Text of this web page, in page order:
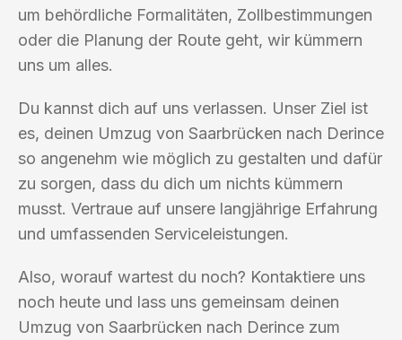
um behördliche Formalitäten, Zollbestimmungen
oder die Planung der Route geht, wir kümmern
uns um alles.
Du kannst dich auf uns verlassen. Unser Ziel ist
es, deinen Umzug von Saarbrücken nach Derince
so angenehm wie möglich zu gestalten und dafür
zu sorgen, dass du dich um nichts kümmern
musst. Vertraue auf unsere langjährige Erfahrung
und umfassenden Serviceleistungen.
Also, worauf wartest du noch? Kontaktiere uns
noch heute und lass uns gemeinsam deinen
Umzug von Saarbrücken nach Derince zum